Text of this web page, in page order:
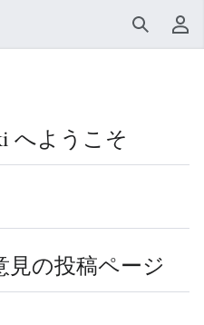
検索 利
へようこそ
の投稿ページ